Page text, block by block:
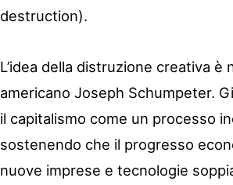
destruction).
L’idea della distruzione creativa
americano Joseph Schumpeter.
il capitalismo come un processo
sostenendo che il progresso
nuove imprese e tecnologie